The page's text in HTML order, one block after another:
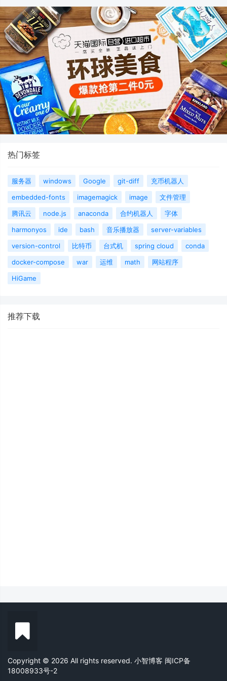
热门标签
服务器 windows Google git-diff
充币机器人
embedded-fonts
imagemagick image
文件管理
腾讯云
node.js anaconda 合约机器人
字体
harmonyos
ide bash 音乐播放器
server-variables
version-control
比特币 台式机 spring cloud
conda
docker-compose
war 运维 math
网站程序
HiGame
推荐下载
Copyright © 2026 All rights reserved. 小智博客 闽ICP备
18008933号-2